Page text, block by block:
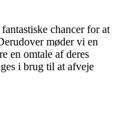
chancer for at
møder vi en
en omtale af deres
i brug til at afveje